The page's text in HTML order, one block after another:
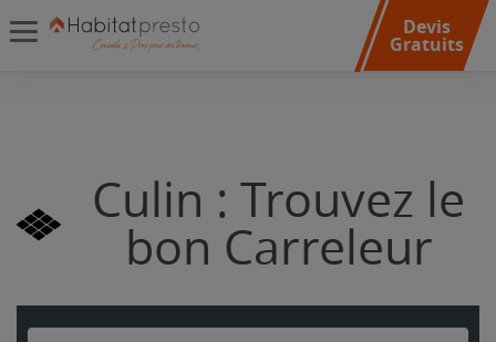
Devis
Gratuits
Culin : Trouvez le
bon Carreleur